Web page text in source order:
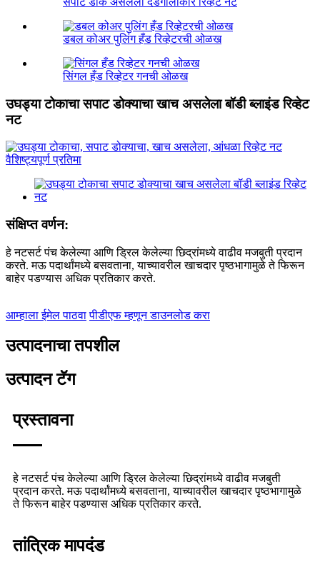
डबल कोअर पुलिंग हँड रिव्हेटरची ओळख
सिंगल हँड रिव्हेटर गनची ओळख
उघड्या टोकाचा सपाट डोक्याचा खाच असलेला बॉडी ब्लाइंड रिव्हेट
नट
संक्षिप्त वर्णन:
हे नटसर्ट पंच केलेल्या आणि ड्रिल केलेल्या छिद्रांमध्ये वाढीव मजबुती प्रदान
करते. मऊ पदार्थांमध्ये बसवताना, याच्यावरील खाचदार पृष्ठभागामुळे ते फिरून
बाहेर पडण्यास अधिक प्रतिकार करते.
आम्हाला ईमेल पाठवा पीडीएफ म्हणून डाउनलोड करा
उत्पादनाचा तपशील
उत्पादन टॅग
प्रस्तावना
हे नटसर्ट पंच केलेल्या आणि ड्रिल केलेल्या छिद्रांमध्ये वाढीव मजबुती
प्रदान करते. मऊ पदार्थांमध्ये बसवताना, याच्यावरील खाचदार पृष्ठभागामुळे
ते फिरून बाहेर पडण्यास अधिक प्रतिकार करते.
तांत्रिक मापदंड